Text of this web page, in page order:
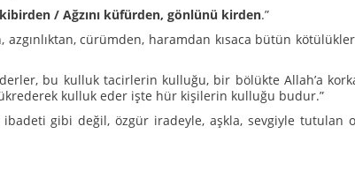
/ Ağzını küfürden, gönlünü kirden.”
cürümden, haramdan kısaca bütün
bu kulluk tacirlerin kulluğu, bir bölükte Allah’a
kulluk eder işte hür kişilerin kulluğu budur.”
gibi değil, özgür iradeyle, aşkla, sevgiyle tutulan